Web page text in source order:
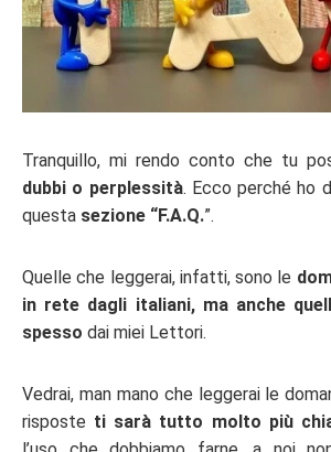
Tranquillo, mi rendo conto che tu
dubbi o perplessità. Ecco perché ho
questa sezione “F.A.Q.”.
Quelle che leggerai, infatti, sono le
in rete dagli italiani, ma anche
spesso dai miei Lettori.
Vedrai, man mano che leggerai le
risposte ti sarà tutto molto più